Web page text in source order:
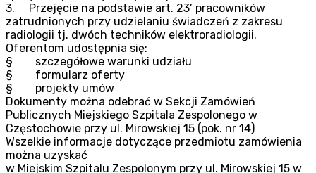
3. Przejęcie na podstawie art. 23’ pracowników
zatrudnionych przy udzielaniu świadczeń z zakresu
radiologii tj. dwóch techników elektroradiologii.
Oferentom udostępnia się:
§ szczegółowe warunki udziału
§ formularz oferty
§ projekty umów
Dokumenty można odebrać w Sekcji Zamówień
Publicznych Miejskiego Szpitala Zespolonego w
Częstochowie przy ul. Mirowskiej 15 (pok. nr 14)
Wszelkie informacje dotyczące przedmiotu zamówienia
można uzyskać
w Miejskim Szpitalu Zespolonym przy ul. Mirowskiej 15 w